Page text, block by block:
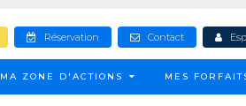
Réservation Contact
MA ZONE D'ACTIONS MES